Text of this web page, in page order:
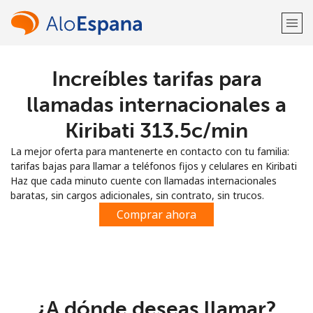
¡Bienvenido!
Regístrate con
Increíbles tarifas para
llamadas internacionales a
Kiribati ⁦313.5c⁩/min
La mejor oferta para mantenerte en contacto con tu familia:
tarifas bajas para llamar a teléfonos fijos y celulares en Kiribati
Haz que cada minuto cuente con llamadas internacionales
baratas, sin cargos adicionales, sin contrato, sin trucos.
Comprar ahora